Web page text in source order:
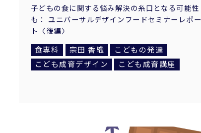
子どもの食に関する悩み解決の糸口となる可能性
も： ユニバーサルデザインフードセミナーレポー
ト〈後編〉
食専科
宗田 香織
こどもの発達
こども成育デザイン
こども成育講座